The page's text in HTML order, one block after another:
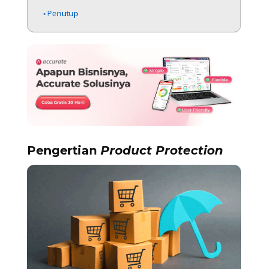
Penutup
Pengertian Product Protection